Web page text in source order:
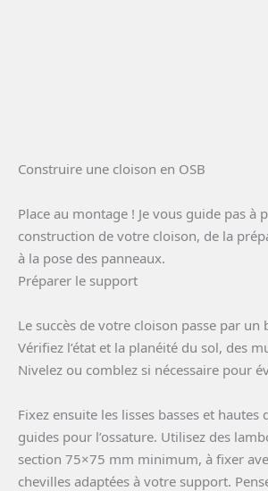
Construire une cloison en OSB
Place au montage ! Je vous guide pas à
construction de votre cloison, de la
à la pose des panneaux.
Préparer le support
Le succès de votre cloison passe par un
Vérifiez l’état et la planéité du sol, des
Nivelez ou comblez si nécessaire pour
Fixez ensuite les lisses basses et
guides pour l’ossature. Utilisez des
section 75×75 mm minimum, à fixer
chevilles adaptées à votre support.